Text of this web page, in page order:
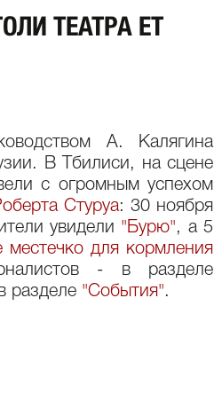
ТЕАТРА ET
А. Калягина
В Тбилиси, на сцене
с огромным успехом
Стуруа: 30 ноября
увидели "Бурю", а 5
местечко для кормления
- в разделе
разделе "События".